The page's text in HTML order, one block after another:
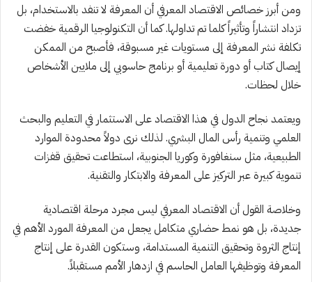
ومن أبرز خصائص الاقتصاد المعرفي أن المعرفة لا تنفد بالاستخدام، بل
تزداد انتشاراً وتأثيراً كلما تم تداولها. كما أن التكنولوجيا الرقمية خفضت
تكلفة نشر المعرفة إلى مستويات غير مسبوقة، فأصبح من الممكن
إيصال كتاب أو دورة تعليمية أو برنامج حاسوبي إلى ملايين الأشخاص
خلال لحظات.
ويعتمد نجاح الدول في هذا الاقتصاد على الاستثمار في التعليم والبحث
العلمي وتنمية رأس المال البشري. لذلك نرى دولاً محدودة الموارد
الطبيعية، مثل سنغافورة وكوريا الجنوبية، استطاعت تحقيق قفزات
تنموية كبيرة عبر التركيز على المعرفة والابتكار والتقنية.
وخلاصة القول أن الاقتصاد المعرفي ليس مجرد مرحلة اقتصادية
جديدة، بل هو نمط حضاري متكامل يجعل من المعرفة المورد الأهم في
إنتاج الثروة وتحقيق التنمية المستدامة، وستكون القدرة على إنتاج
المعرفة وتوظيفها العامل الحاسم في ازدهار الأمم مستقبلاً.